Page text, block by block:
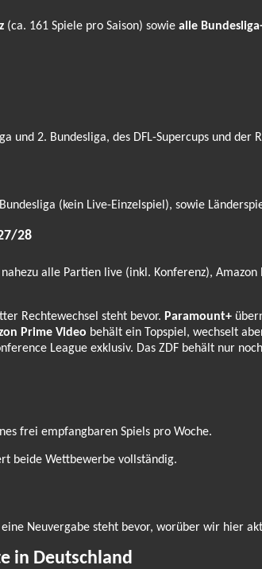
(ca. 161 Spiele pro Saison) sowie alle
und 2. Bundesliga, des DFL-Supercups und der
(kein Live-Einzelspiel), sowie
28
alle Partien live (inkl. Konferenz),
Rechtewechsel steht bevor. Paramount+
Prime Video behält ein Topspiel, wechselt
League exklusiv. Das ZDF behält nur
frei empfangbaren Spiels pro Woche.
beide Wettbewerbe vollständig.
Neuvergabe steht bevor, worüber wir hier
in Deutschland